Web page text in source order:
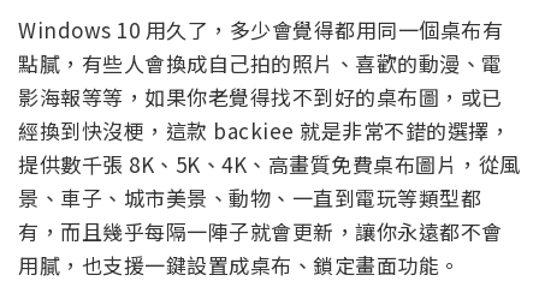
Windows 10 用久了，多少會覺得都用同一個桌布有
點膩，有些人會換成自己拍的照片、喜歡的動漫、電
影海報等等，如果你老覺得找不到好的桌布圖，或已
經換到快沒梗，這款 backiee 就是非常不錯的選擇，
提供數千張 8K、5K、4K、高畫質免費桌布圖片，從風
景、車子、城市美景、動物、一直到電玩等類型都
有，而且幾乎每隔一陣子就會更新，讓你永遠都不會
用膩，也支援一鍵設置成桌布、鎖定畫面功能。